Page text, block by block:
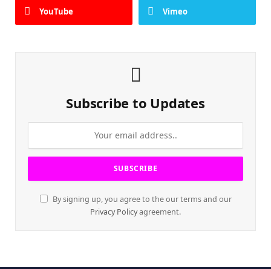
YouTube Vimeo
Subscribe to Updates
By signing up, you agree to the our terms and our
Privacy Policyagreement.